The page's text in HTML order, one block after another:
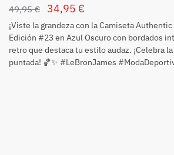
49,95€ 34,95 €
¡Viste la grandeza con la Camiseta
Edición #23 en Azul Oscuro con bordados
retro que destaca tu estilo audaz. ¡Celebra
puntada! 🏀✨ #LeBronJames